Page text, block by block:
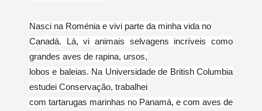
Nasci na Roménia e vivi parte da minha vida no
Canadá. Lá, vi animais selvagens incríveis como
grandes aves de rapina, ursos,
lobos e baleias. Na Universidade de British Columbia
estudei Conservação, trabalhei
com tartarugas marinhas no Panamá, e com aves de